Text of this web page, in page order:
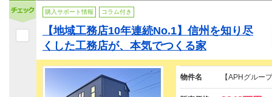
購入サポート情報 コラム付き
【地域工務店10年連続No.1】信州を知り尽
くした工務店が、本気でつくる家
物件名 【APHグル